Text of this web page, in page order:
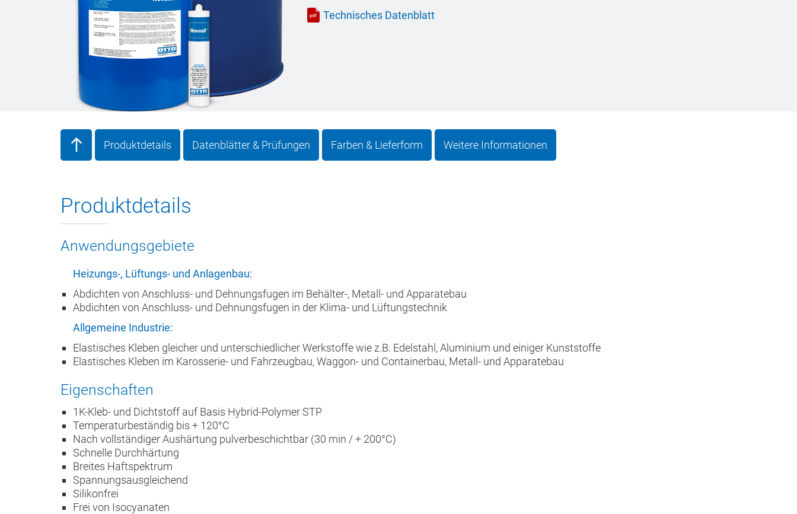
Technisches Datenblatt
Produktdetails Datenblätter & Prüfungen Farben & Lieferform Weitere Informationen
Produktdetails
Anwendungsgebiete
Heizungs-, Lüftungs- und Anlagenbau:
Abdichten von Anschluss- und Dehnungsfugen im Behälter-, Metall- und Apparatebau
Abdichten von Anschluss- und Dehnungsfugen in der Klima- und Lüftungstechnik
Allgemeine Industrie:
Elastisches Kleben gleicher und unterschiedlicher Werkstoffe wie z.B. Edelstahl, Aluminium und einiger Kunststoffe
Elastisches Kleben im Karosserie- und Fahrzeugbau, Waggon- und Containerbau, Metall- und Apparatebau
Eigenschaften
1K-Kleb- und Dichtstoff auf Basis Hybrid-Polymer STP
Temperaturbeständig bis + 120°C
Nach vollständiger Aushärtung pulverbeschichtbar (30 min / + 200°C)
Schnelle Durchhärtung
Breites Haftspektrum
Spannungsausgleichend
Silikonfrei
Frei von Isocyanaten